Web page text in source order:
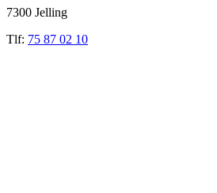
7300 Jelling
Tlf: 75 87 02 10